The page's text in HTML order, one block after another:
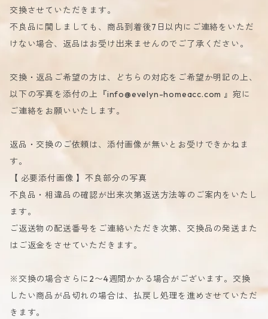
交換させていただきます。
不良品に関しましても、商品到着後7日以内にご連絡をいただ
けない場合、返品はお受け出来ませんのでご了承ください。
交換・返品ご希望の方は、どちらの対応をご希望か明記の上、
以下の写真を添付の上『info@evelyn-homeacc.com 』宛に
ご連絡をお願いいたします。
返品・交換のご依頼は、添付画像が無いとお受けできかねま
す。
【 必要添付画像 】不良部分の写真
不良品・相違品の確認が出来次第返送方法等のご案内をいたし
ます。
ご返送物の配送番号をご連絡いただき次第、交換品の発送また
はご返金をさせていただきます。
※交換の場合さらに2〜4週間かかる場合がございます。交換
したい商品が品切れの場合は、払戻し処理を進めさせていただ
きます。